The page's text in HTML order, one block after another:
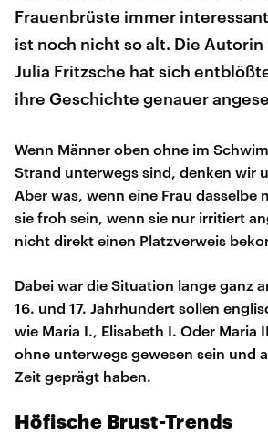
Frauenbrüste immer
ist noch nicht so alt. Die
Julia Fritzsche hat sich
ihre Geschichte genauer
Wenn Männer oben ohne im
Strand unterwegs sind, denken wir
Aber was, wenn eine Frau dasselbe
sie froh sein, wenn sie nur irritiert
nicht direkt einen Platzverweis
Dabei war die Situation lange ganz
16. und 17. Jahrhundert sollen
wie Maria I., Elisabeth I. Oder Maria
ohne unterwegs gewesen sein und
Zeit geprägt haben.
Höfische Brust-Trends